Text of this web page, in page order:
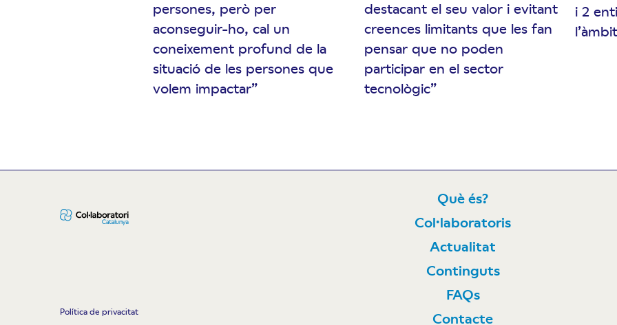
persones, però per
aconseguir-ho, cal un
coneixement profund de la
situació de les persones que
volem impactar”
destacant el seu valor i evitant
creences limitants que les fan
pensar que no poden
participar en el sector
tecnològic”
i 2
Política de privacitat
Què és?
Col·laboratoris
Actualitat
Continguts
FAQs
Contacte